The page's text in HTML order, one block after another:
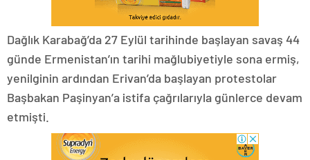
Dağlık Karabağ’da 27 Eylül tarihinde başlayan savaş 44
günde Ermenistan’ın tarihi mağlubiyetiyle sona ermiş,
yenilginin ardından Erivan’da başlayan protestolar
Başbakan Paşinyan’a istifa çağrılarıyla günlerce devam
etmişti.